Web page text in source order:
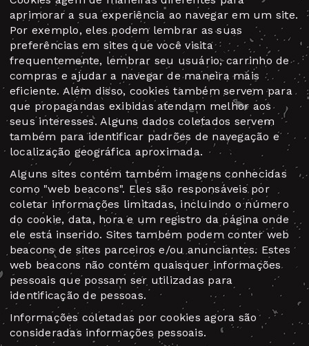
aprimorar a sua experiência ao navegar em um site.
Por exemplo, eles podem lembrar as suas
preferências em sites que você visita
frequentemente, lembrar seu usuário, carrinho de
compras e ajudar a navegar de maneira mais
eficiente. Além disso, cookies também servem para
que propagandas exibidas atendam melhor aos
seus interesses. Alguns dados coletados servem
também para identificar padrões de navegação e
localização geográfica aproximada.
Alguns sites contém também imagens conhecidas
como "web beacons". Eles são responsáveis por
coletar informações limitadas, incluindo o número
do cookie, data, hora e um registro da página onde
ele está inserido. Sites também podem conter web
beacons de sites parceiros e/ou anunciantes. Estes
web beacons não contém quaisquer informações
pessoais que possam ser utilizadas para
identificação de pessoas.
Informações coletadas por cookies agora são
consideradas informações pessoais.